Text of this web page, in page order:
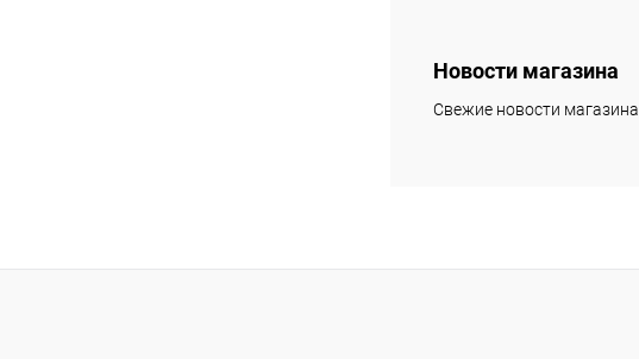
Новости магазина
Свежие новости магазина